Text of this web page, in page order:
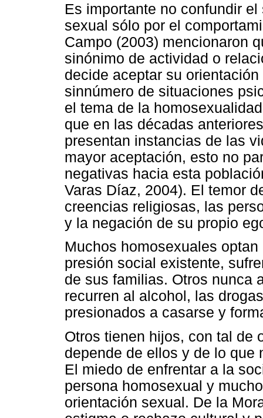
Es importante no confundir
sexual sólo por el
Campo (2003) mencionaron
sinónimo de actividad o
decide aceptar su
sinnúmero de situaciones
el tema de la
que en las décadas
presentan instancias de las
mayor aceptación, esto no
negativas hacia esta
Varas Díaz, 2004). El temor
creencias religiosas, las
y la negación de su propio
Muchos homosexuales
presión social existente,
de sus familias. Otros nunca
recurren al alcohol, las
presionados a casarse y
Otros tienen hijos, con tal de
depende de ellos y de lo que
El miedo de enfrentar a la
persona homosexual y
orientación sexual. De la